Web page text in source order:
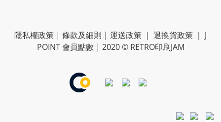
隱私權政策 | 條款及細則 | 運送政策 ｜ 退換貨政策 ｜ J
POINT 會員點數 | 2020 © RETRO印刷JAM